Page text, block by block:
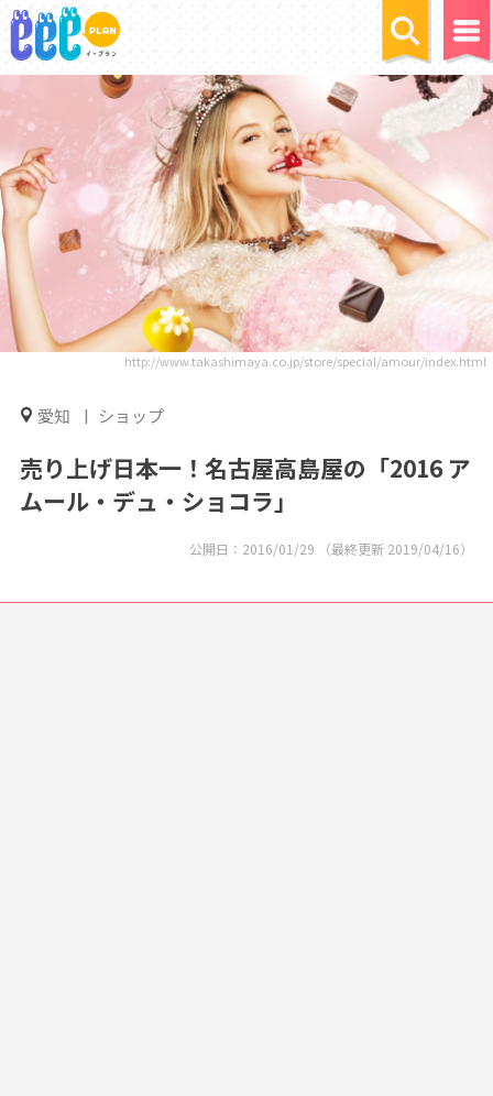
http://www.takashimaya.co.jp/store/special/amour/index.html
愛知 ショップ
売り上げ日本一！名古屋高島屋の「2016 ア
ムール・デュ・ショコラ」
公開日： 2016/01/29 （最終更新 2019/04/16）